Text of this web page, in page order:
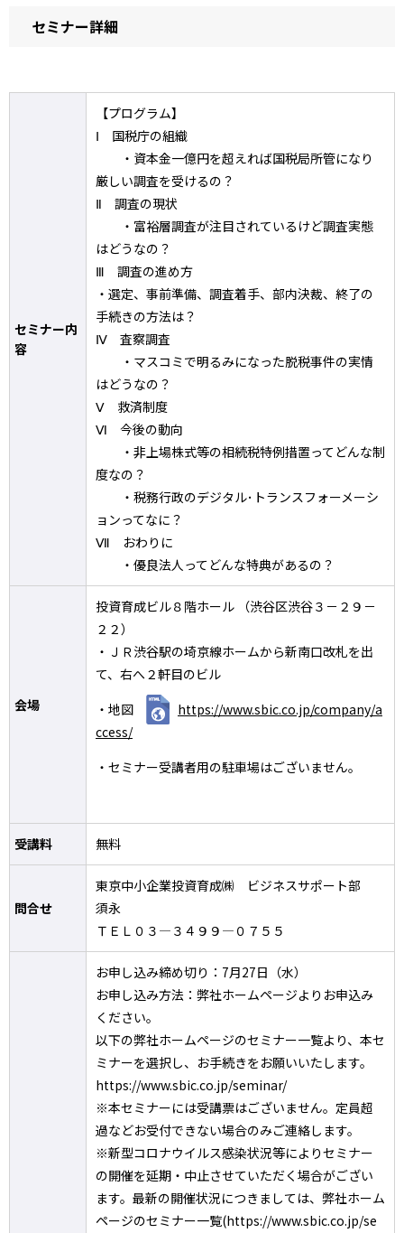
セミナー詳細
セミナー内
容
【プログラム】
Ⅰ 国税庁の組織
・資本金一億円を超えれば国税局所管になり
厳しい調査を受けるの？
Ⅱ 調査の現状
・富裕層調査が注目されているけど調査実態
はどうなの？
Ⅲ 調査の進め方
・選定、事前準備、調査着手、部内決裁、終了の
手続きの方法は？
Ⅳ 査察調査
・マスコミで明るみになった脱税事件の実情
はどうなの？
Ⅴ 救済制度
Ⅵ 今後の動向
・非上場株式等の相続税特例措置ってどんな制
度なの？
・税務行政のデジタル･トランスフォーメーシ
ョンってなに？
Ⅶ おわりに
・優良法人ってどんな特典があるの？
会場
投資育成ビル８階ホール （渋谷区渋谷３－２９－
２２）
・ＪＲ渋谷駅の埼京線ホームから新南口改札を出
て、右へ２軒目のビル
・地図
https://www.sbic.co.jp/company/a
ccess/
・セミナー受講者用の駐車場はございません。
受講料 無料
問合せ
東京中小企業投資育成㈱ ビジネスサポート部
須永
ＴＥＬ０３―３４９９―０７５５
お申し込み締め切り：7月27日（水）
お申し込み方法：弊社ホームページよりお申込み
ください。
以下の弊社ホームページのセミナー一覧より、本セ
ミナーを選択し、お手続きをお願いいたします。
https://www.sbic.co.jp/seminar/
※本セミナーには受講票はございません。定員超
過などお受付できない場合のみご連絡します。
※新型コロナウイルス感染状況等によりセミナー
の開催を延期・中止させていただく場合がござい
ます。最新の開催状況につきましては、弊社ホーム
ページのセミナー一覧(https://www.sbic.co.jp/se